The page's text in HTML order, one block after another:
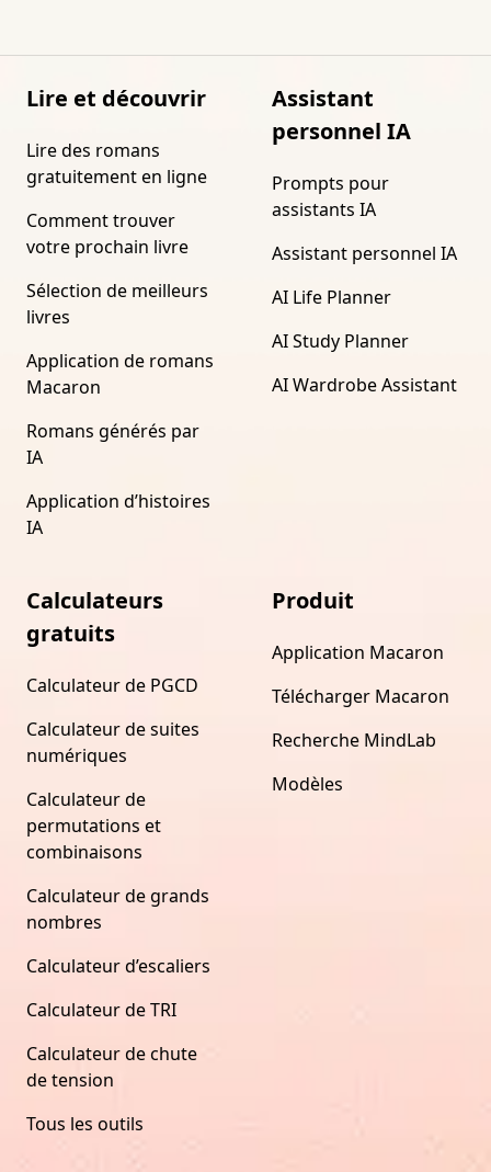
Lire et découvrir
Lire des romans
gratuitement en ligne
Comment trouver
votre prochain livre
Sélection de meilleurs
livres
Application de romans
Macaron
Romans générés par
IA
Application d’histoires
IA
Assistant
personnel IA
Prompts pour
assistants IA
Assistant personnel IA
AI Life Planner
AI Study Planner
AI Wardrobe Assistant
Calculateurs
gratuits
Calculateur de PGCD
Calculateur de suites
numériques
Calculateur de
permutations et
combinaisons
Calculateur de grands
nombres
Calculateur d’escaliers
Calculateur de TRI
Calculateur de chute
de tension
Tous les outils
Produit
Application Macaron
Télécharger Macaron
Recherche MindLab
Modèles